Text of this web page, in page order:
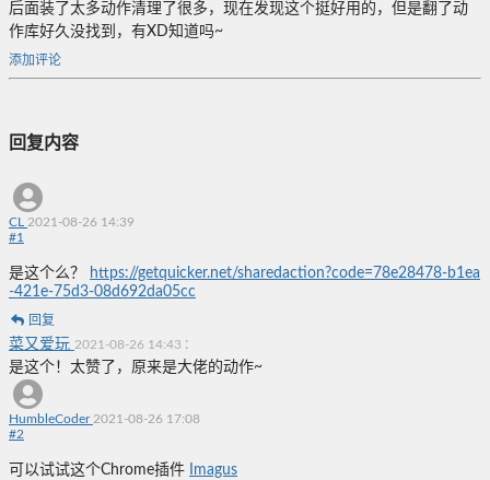
后面装了太多动作清理了很多，现在发现这个挺好用的，但是翻了动
作库好久没找到，有XD知道吗~
添加评论
回复内容
CL 2021-08-26 14:39
#1
是这个么？
https://getquicker.net/sharedaction?code=78e28478-b1ea
-421e-75d3-08d692da05cc
回复
菜又爱玩 2021-08-26 14:43 :
是这个！太赞了，原来是大佬的动作~
HumbleCoder2021-08-26 17:08
#2
可以试试这个Chrome插件 Imagus